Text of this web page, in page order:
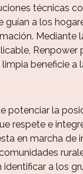
técnicas
a los
beneficie
potenciar la
respete e
en marcha
a los